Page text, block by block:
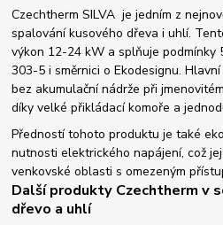
Czechtherm SILVA je jedním z
spalování kusového dřeva i uhlí.
výkon 12-24 kW a splňuje podmínky
303-5 i směrnici o Ekodesignu.
bez akumulační nádrže při
díky velké přikládací komoře a
Předností tohoto produktu je také
nutnosti elektrického napájení, což
venkovské oblasti s omezeným
Další produkty Czechtherm v
dřevo a uhlí